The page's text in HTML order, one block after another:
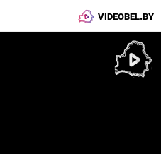
VIDEOBEL.BY